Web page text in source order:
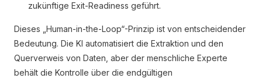
zukünftige Exit-Readiness geführt.
Dieses „Human-in-the-Loop“-Prinzip ist von entscheidender
Bedeutung. Die KI automatisiert die Extraktion und den
Querverweis von Daten, aber der menschliche Experte
behält die Kontrolle über die endgültigen